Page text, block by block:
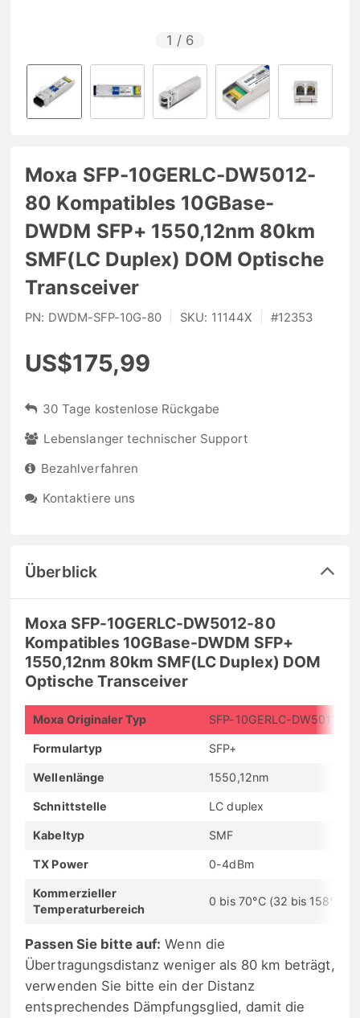
1 / 6
Moxa SFP-10GERLC-DW5012-
80 Kompatibles 10GBase-
DWDM SFP+ 1550,12nm 80km
SMF(LC Duplex) DOM Optische
Transceiver
PN: DWDM-SFP-10G-80 SKU: 11144X #12353
US$175,99
30 Tage kostenlose Rückgabe
Lebenslanger technischer Support
Bezahlverfahren
Kontaktiere uns
Überblick
Moxa SFP-10GERLC-DW5012-80
Kompatibles 10GBase-DWDM SFP+
1550,12nm 80km SMF(LC Duplex) DOM
Optische Transceiver
Moxa Originaler Typ SFP-10GERLC-DW5012-80
Formulartyp SFP+
Wellenlänge 1550,12nm
Schnittstelle LC duplex
Kabeltyp SMF
TX Power 0-4dBm
Kommerzieller
Temperaturbereich
0 bis 70°C (32 bis 158°F)
Passen Sie bitte auf: Wenn die
Übertragungsdistanz weniger als 80 km beträgt,
verwenden Sie bitte ein der Distanz
entsprechendes Dämpfungsglied, damit die